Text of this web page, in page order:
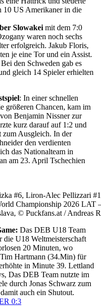
10 US Amerikaner in die
Slowakei mit dem 7:0
waren noch sechs
erfolgreich. Jakub Floris,
je eine Tor und ein Assist.
den Schweden gab es
gleich 14 Spieler erhielten
: In einer schnellen
größeren Chancen, kam im
Benjamin Nissner zur
kurz darauf auf 1:2 und
zum Ausgleich. In der
den verdienten
das Nationalteam in
am 23. April Tschechien
#6, Liron-Alec Pellizzari
Championship 2026 LAT
© Puckfans.at / Andreas
Das DEB U18 Team
die U18 Weltmeisterschaft
20 Minuten, wo
Hartmann (34.Min) für
in Minute 39. Lettland
Das DEB Team nutzte im
durch Jonas Schwarz zum
auch ein Shutout.
0:3